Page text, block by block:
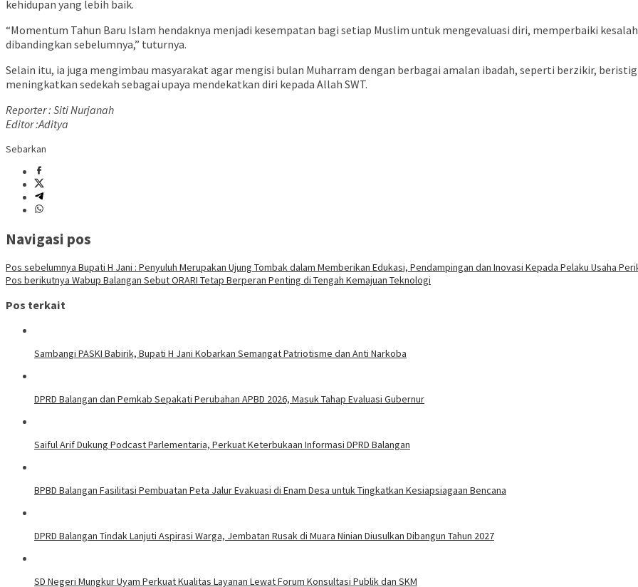
kehidupan yang lebih baik.
“Momentum Tahun Baru Islam hendaknya menjadi kesempatan bagi setiap Muslim untuk mengevaluasi diri, memperbaiki
dibandingkan sebelumnya,” tuturnya.
Selain itu, ia juga mengimbau masyarakat agar mengisi bulan Muharram dengan berbagai amalan ibadah, seperti berzikir,
meningkatkan sedekah sebagai upaya mendekatkan diri kepada Allah SWT.
Reporter : Siti Nurjanah
Editor :Aditya
Sebarkan
Navigasi pos
Pos sebelumnya Bupati H Jani : Penyuluh Merupakan Ujung Tombak dalam Memberikan Edukasi, Pendampingan dan Inovasi Kepada Pelaku Usaha
Pos berikutnya Wabup Balangan Sebut ORARI Tetap Berperan Penting di Tengah Kemajuan Teknologi
Pos terkait
Sambangi PASKI Babirik, Bupati H Jani Kobarkan Semangat Patriotisme dan Anti Narkoba
DPRD Balangan dan Pemkab Sepakati Perubahan APBD 2026, Masuk Tahap Evaluasi Gubernur
Saiful Arif Dukung Podcast Parlementaria, Perkuat Keterbukaan Informasi DPRD Balangan
BPBD Balangan Fasilitasi Pembuatan Peta Jalur Evakuasi di Enam Desa untuk Tingkatkan Kesiapsiagaan Bencana
DPRD Balangan Tindak Lanjuti Aspirasi Warga, Jembatan Rusak di Muara Ninian Diusulkan Dibangun Tahun 2027
SD Negeri Mungkur Uyam Perkuat Kualitas Layanan Lewat Forum Konsultasi Publik dan SKM